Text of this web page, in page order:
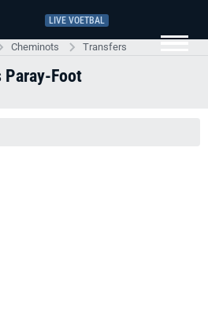
LIVE VOETBAL
Cheminots Transfers
Paray-Foot